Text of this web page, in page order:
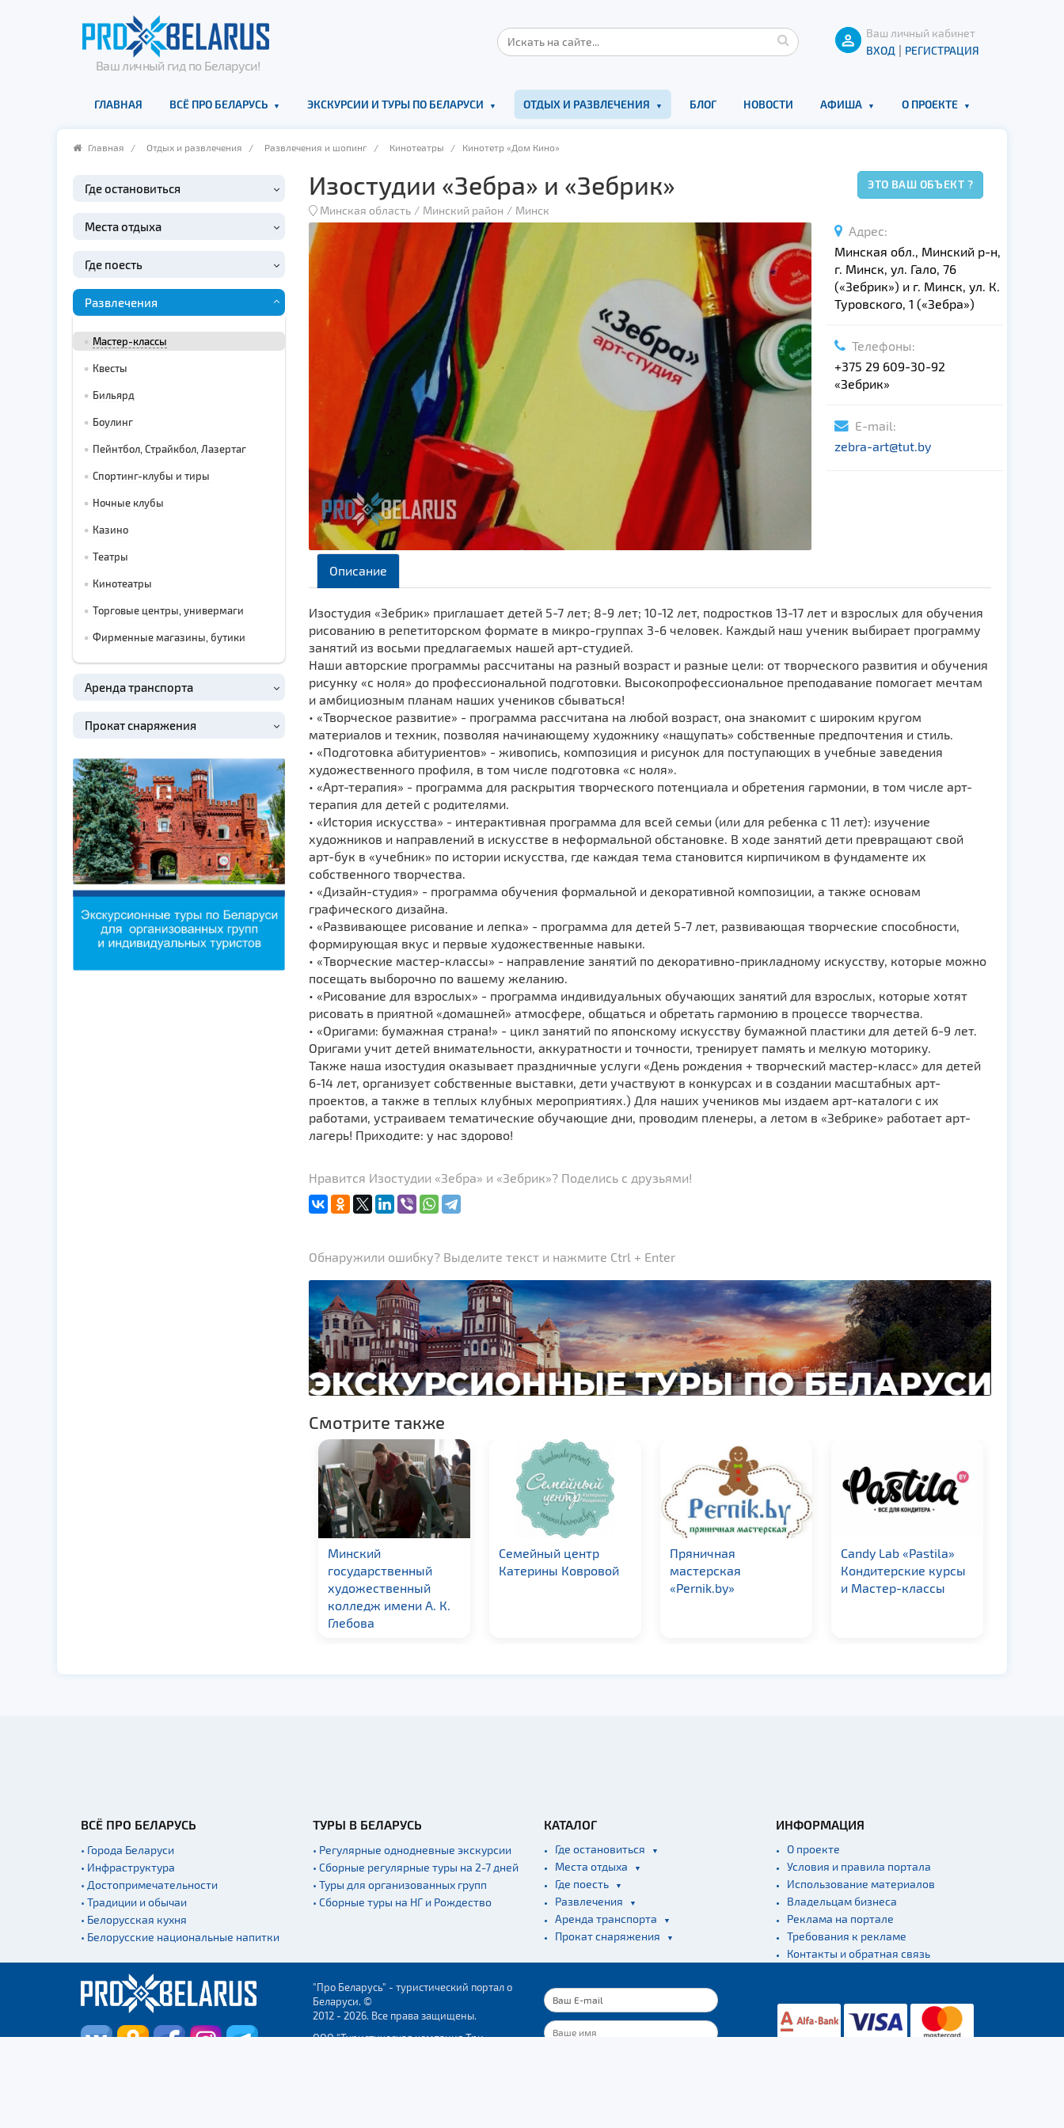
Ваш личный гид по Беларуси!
Ваш личный кабинет
ВХОД | РЕГИСТРАЦИЯ
ГЛАВНАЯ ВСЁ ПРО БЕЛАРУСЬ ЭКСКУРСИИ И ТУРЫ ПО БЕЛАРУСИ ОТДЫХ И РАЗВЛЕЧЕНИЯ БЛОГ НОВОСТИ АФИША О ПРОЕКТЕ
Главная / Отдых и развлечения / Развлечения и шопинг / Кинотеатры / Кинотетр «Дом Кино»
Где остановиться
Места отдыха
Где поесть
Развлечения
Мастер-классы
Квесты
Бильярд
Боулинг
Пейнтбол, Страйкбол, Лазертаг
Спортинг-клубы и тиры
Ночные клубы
Казино
Театры
Кинотеатры
Торговые центры, универмаги
Фирменные магазины, бутики
Аренда транспорта
Прокат снаряжения
ЭТО ВАШ ОБЪЕКТ ?
Изостудии «Зебра» и «Зебрик»
Минская область Минский район Минск
Адрес:
Минская обл., Минский р-н,
г. Минск, ул. Гало, 76
(«Зебрик») и г. Минск, ул. К.
Туровского, 1 («Зебра»)
Телефоны:
+375 29 609-30-92
«Зебрик»
E-mail:
zebra-art@tut.by
Описание
Изостудия «Зебрик» приглашает детей 5-7 лет; 8-9 лет; 10-12 лет, подростков 13-17 лет и взрослых для обучения
рисованию в репетиторском формате в микро-группах 3-6 человек. Каждый наш ученик выбирает программу
занятий из восьми предлагаемых нашей арт-студией.
Наши авторские программы рассчитаны на разный возраст и разные цели: от творческого развития и обучения
рисунку «с ноля» до профессиональной подготовки. Высокопрофессиональное преподавание помогает мечтам
и амбициозным планам наших учеников сбываться!
• «Творческое развитие» - программа рассчитана на любой возраст, она знакомит с широким кругом
материалов и техник, позволяя начинающему художнику «нащупать» собственные предпочтения и стиль.
• «Подготовка абитуриентов» - живопись, композиция и рисунок для поступающих в учебные заведения
художественного профиля, в том числе подготовка «с ноля».
• «Арт-терапия» - программа для раскрытия творческого потенциала и обретения гармонии, в том числе арт-
терапия для детей с родителями.
• «История искусства» - интерактивная программа для всей семьи (или для ребенка с 11 лет): изучение
художников и направлений в искусстве в неформальной обстановке. В ходе занятий дети превращают свой
арт-бук в «учебник» по истории искусства, где каждая тема становится кирпичиком в фундаменте их
собственного творчества.
• «Дизайн-студия» - программа обучения формальной и декоративной композиции, а также основам
графического дизайна.
• «Развивающее рисование и лепка» - программа для детей 5-7 лет, развивающая творческие способности,
формирующая вкус и первые художественные навыки.
• «Творческие мастер-классы» - направление занятий по декоративно-прикладному искусству, которые можно
посещать выборочно по вашему желанию.
• «Рисование для взрослых» - программа индивидуальных обучающих занятий для взрослых, которые хотят
рисовать в приятной «домашней» атмосфере, общаться и обретать гармонию в процессе творчества.
• «Оригами: бумажная страна!» - цикл занятий по японскому искусству бумажной пластики для детей 6-9 лет.
Оригами учит детей внимательности, аккуратности и точности, тренирует память и мелкую моторику.
Также наша изостудия оказывает праздничные услуги «День рождения + творческий мастер-класс» для детей
6-14 лет, организует собственные выставки, дети участвуют в конкурсах и в создании масштабных арт-
проектов, а также в теплых клубных мероприятиях.) Для наших учеников мы издаем арт-каталоги с их
работами, устраиваем тематические обучающие дни, проводим пленеры, а летом в «Зебрике» работает арт-
лагерь! Приходите: у нас здорово!
Нравится Изостудии «Зебра» и «Зебрик»? Поделись с друзьями!
Обнаружили ошибку? Выделите текст и нажмите Ctrl + Enter
Смотрите также
Минский
государственный
художественный
колледж имени А. К.
Глебова
Семейный центр
Катерины Ковровой
Пряничная
мастерская
«Pernik.by»
Candy Lab «Pastila»
Кондитерские курсы
и Мастер-классы
ВСЁ ПРО БЕЛАРУСЬ
• Города Беларуси
• Инфраструктура
• Достопримечательности
• Традиции и обычаи
• Белорусская кухня
• Белорусские национальные напитки
ТУРЫ В БЕЛАРУСЬ
• Регулярные однодневные экскурсии
• Сборные регулярные туры на 2-7 дней
• Туры для организованных групп
• Сборные туры на НГ и Рождество
КАТАЛОГ
Где остановиться
Места отдыха
Где поесть
Развлечения
Аренда транспорта
Прокат снаряжения
ИНФОРМАЦИЯ
О проекте
Условия и правила портала
Использование материалов
Владельцам бизнеса
Реклама на портале
Требования к рекламе
Контакты и обратная связь
"Про Беларусь" - туристический портал о
Беларуси. ©
2012 - 2026. Все права защищены.
ООО "Туристическая компания Три